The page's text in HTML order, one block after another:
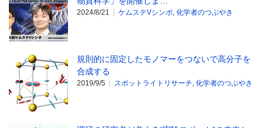
2024/8/21 ケムステVシンポ 化学者のつぶやき
規則的に固定したモノマーをつないで高分子を
合成する
2019/9/5 スポットライトリサーチ 化学者のつぶやき